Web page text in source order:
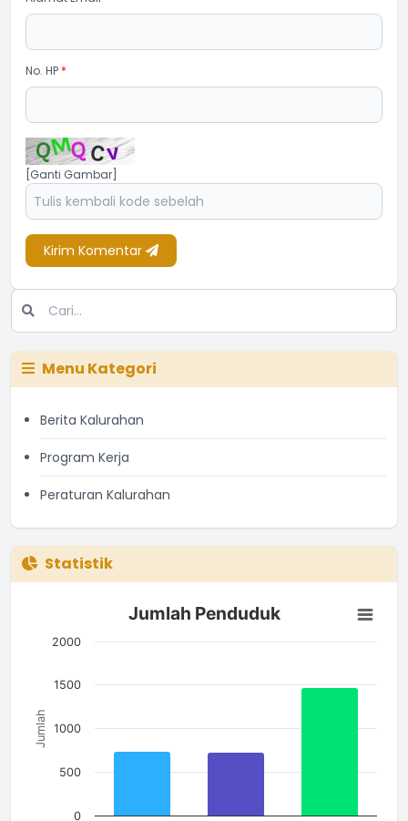
No. HP *
[Ganti Gambar]
Kirim Komentar
Menu Kategori
Berita Kalurahan
Program Kerja
Peraturan Kalurahan
Statistik
Jumlah Penduduk
Bar chart with 3 bars.
The chart has 1 X axis displaying categories.
Jumlah
Jumlah Penduduk
0
500
1000
1500
2000